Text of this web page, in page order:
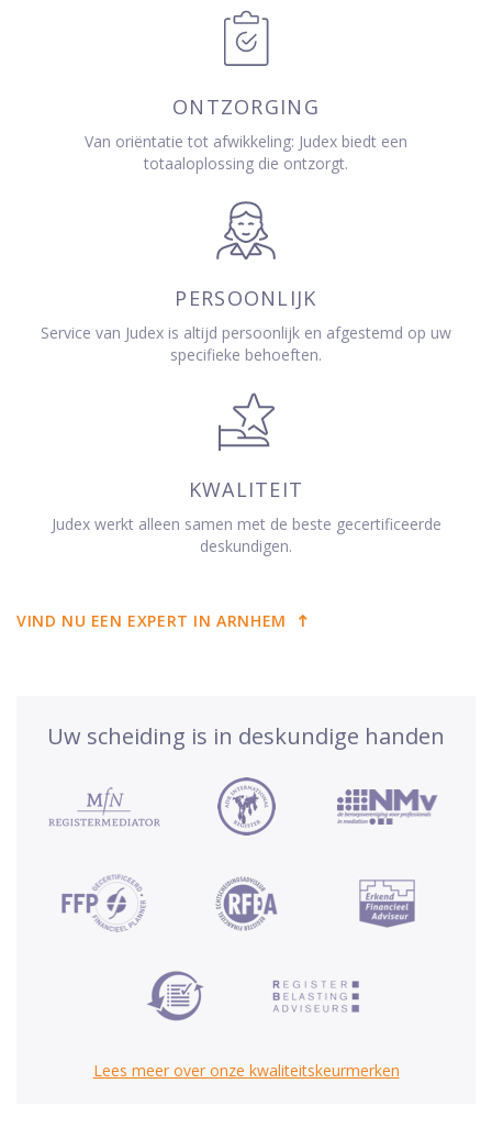
ONTZORGING
Van oriëntatie tot afwikkeling: Judex biedt een
totaaloplossing die ontzorgt.
PERSOONLIJK
Service van Judex is altijd persoonlijk en afgestemd op uw
specifieke behoeften.
KWALITEIT
Judex werkt alleen samen met de beste gecertificeerde
deskundigen.
VIND NU EEN EXPERT IN ARNHEM
Uw scheiding is in deskundige handen
Lees meer over onze kwaliteitskeurmerken